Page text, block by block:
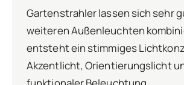
Gartenstrahler lassen sich sehr
weiteren Außenleuchten
entsteht ein stimmiges
Akzentlicht, Orientierungslicht